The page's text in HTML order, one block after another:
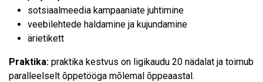
sotsiaalmeedia kampaaniate juhtimine
veebilehtede haldamine ja kujundamine
ärietikett
Praktika: praktika kestvus on ligikaudu 20 nädalat ja toimub
paralleelselt õppetööga mõlemal õppeaastal.